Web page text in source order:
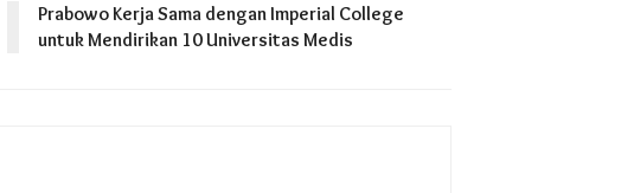
Prabowo Kerja Sama dengan Imperial College
untuk Mendirikan 10 Universitas Medis